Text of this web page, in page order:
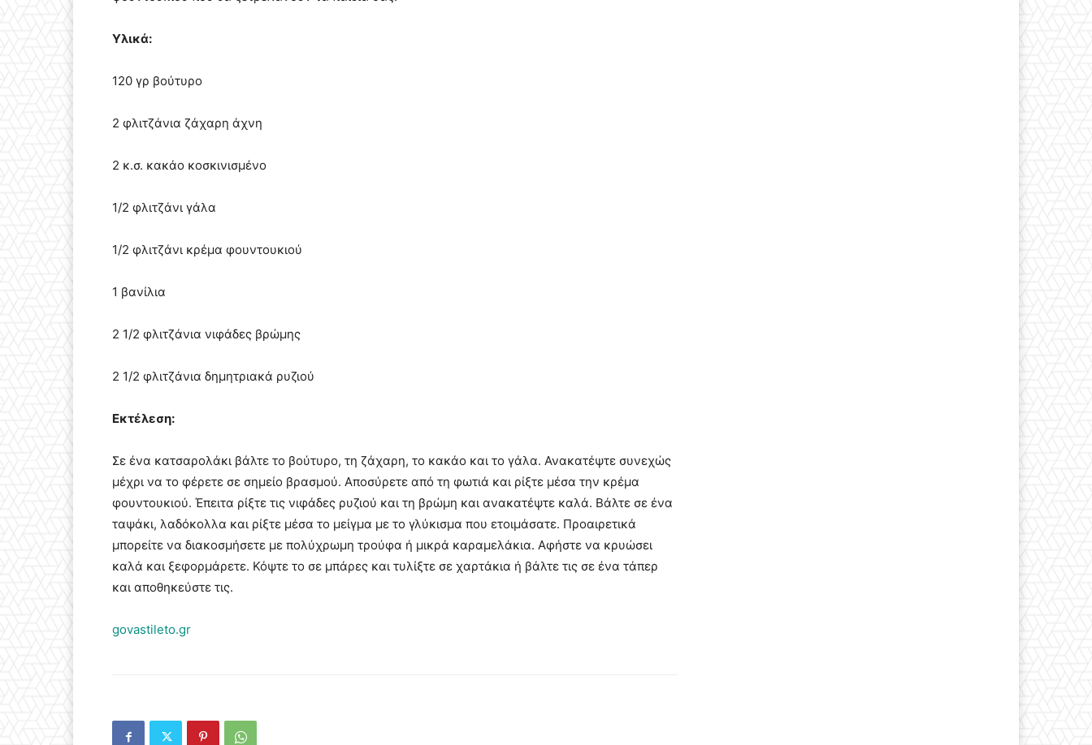
Υλικά:
120 γρ βούτυρο
2 φλιτζάνια ζάχαρη άχνη
2 κ.σ. κακάο κοσκινισμένο
1/2 φλιτζάνι γάλα
1/2 φλιτζάνι κρέμα φουντουκιού
1 βανίλια
2 1/2 φλιτζάνια νιφάδες βρώμης
2 1/2 φλιτζάνια δημητριακά ρυζιού
Εκτέλεση:
Σε ένα κατσαρολάκι βάλτε το βούτυρο, τη ζάχαρη, το κακάο και το γάλα. Ανακατέψτε συνεχώς
μέχρι να το φέρετε σε σημείο βρασμού. Αποσύρετε από τη φωτιά και ρίξτε μέσα την κρέμα
φουντουκιού. Έπειτα ρίξτε τις νιφάδες ρυζιού και τη βρώμη και ανακατέψτε καλά. Βάλτε σε ένα
ταψάκι, λαδόκολλα και ρίξτε μέσα το μείγμα με το γλύκισμα που ετοιμάσατε. Προαιρετικά
μπορείτε να διακοσμήσετε με πολύχρωμη τρούφα ή μικρά καραμελάκια. Αφήστε να κρυώσει
καλά και ξεφορμάρετε. Κόψτε το σε μπάρες και τυλίξτε σε χαρτάκια ή βάλτε τις σε ένα τάπερ
και αποθηκεύστε τις.
govastileto.gr